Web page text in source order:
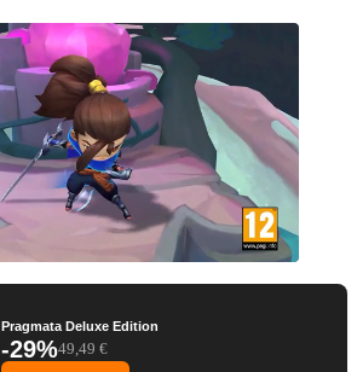
Pragmata Deluxe Edition
-29%49,49 €